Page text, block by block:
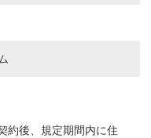
約後、規定期間内に住